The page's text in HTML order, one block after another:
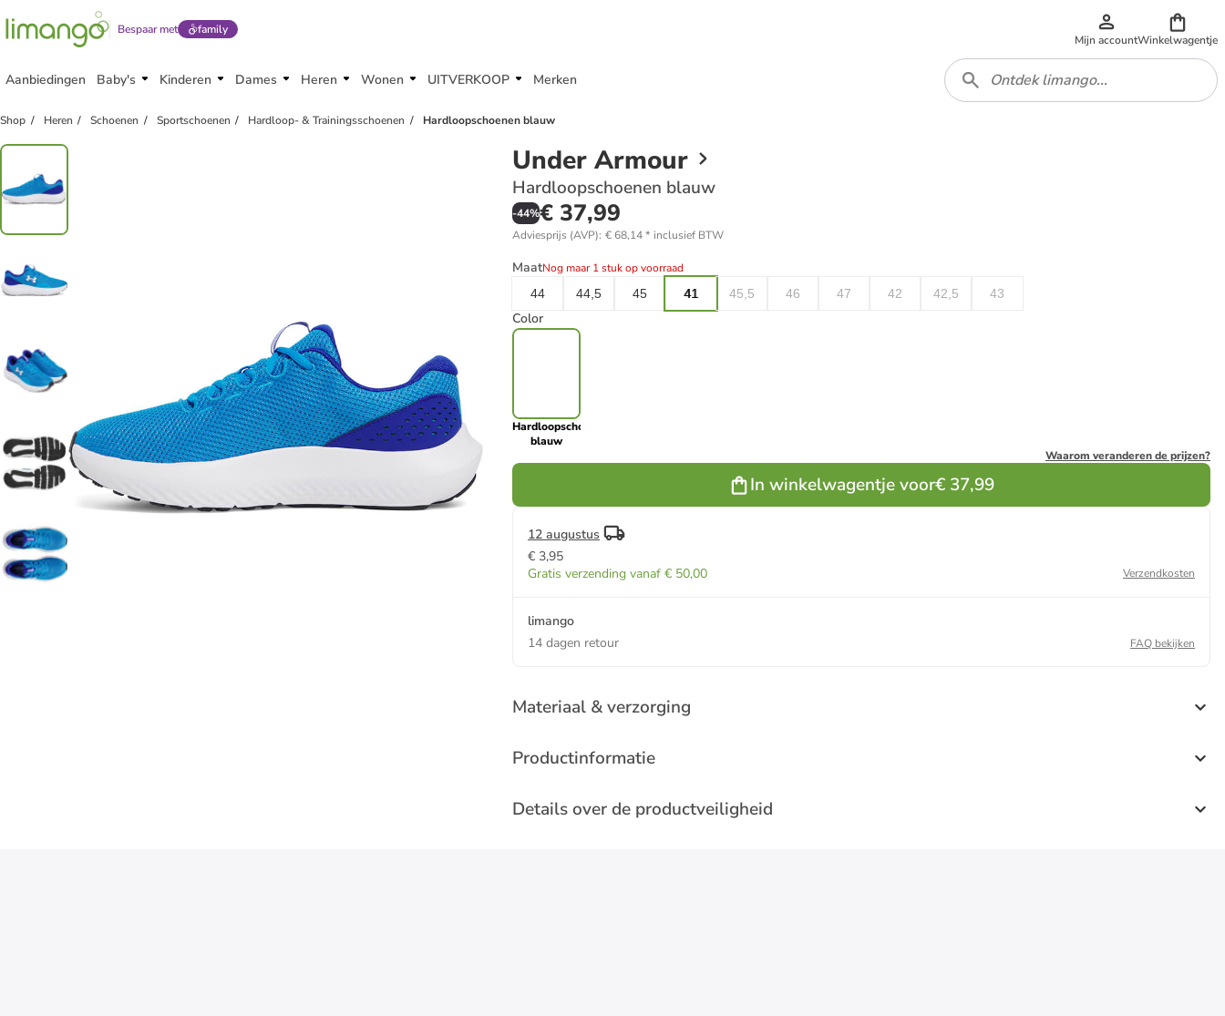
Bespaar met family
Mijn accountWinkelwagentje
Aanbiedingen Baby's Kinderen Dames Heren Wonen UITVERKOOP Merken
Shop Heren Schoenen Sportschoenen Hardloop- & Trainingsschoenen Hardloopschoenen blauw
Under Armour
Hardloopschoenen blauw
-44%€ 37,99
Adviesprijs (AVP): € 68,14* inclusief BTW
MaatNog maar 1 stuk op voorraad
44
44,5 45 41 45,5 46 47 42 42,5 43
Color
Hardloopschoenen
blauw
Waarom veranderen de prijzen?
In winkelwagentje voor€ 37,99
12 augustus
€ 3,95
Gratis verzending vanaf € 50,00
Verzendkosten
limango
14 dagen retour
FAQ bekijken
Materiaal & verzorging
Productinformatie
Details over de productveiligheid